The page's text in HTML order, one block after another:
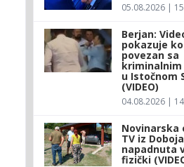
05.08.2026 |
Berjan:
pokazuje
povezan sa
u Istočnom
(VIDEO)
04.08.2026 |
Novinarska
TV iz Doboja
napadnuta
fizički